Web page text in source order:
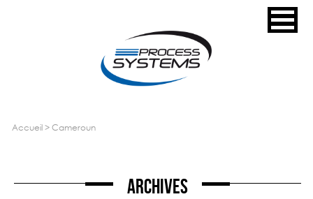
accueil> cameroun
Archives